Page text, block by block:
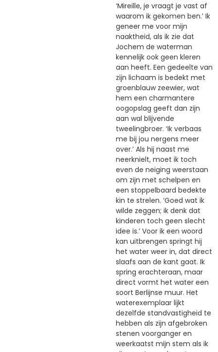
‘Mireille, je vraagt je vast af
waarom ik gekomen ben.’ Ik
geneer me voor mijn
naaktheid, als ik zie dat
Jochem de waterman
kennelijk ook geen kleren
aan heeft. Een gedeelte van
zijn lichaam is bedekt met
groenblauw zeewier, wat
hem een charmantere
oogopslag geeft dan zijn
aan wal blijvende
tweelingbroer. ‘Ik verbaas
me bij jou nergens meer
over.’ Als hij naast me
neerknielt, moet ik toch
even de neiging weerstaan
om zijn met schelpen en
een stoppelbaard bedekte
kin te strelen. ‘Goed wat ik
wilde zeggen; ik denk dat
kinderen toch geen slecht
idee is.’ Voor ik een woord
kan uitbrengen springt hij
het water weer in, dat direct
slaafs aan de kant gaat. Ik
spring erachteraan, maar
direct vormt het water een
soort Berlijnse muur. Het
waterexemplaar lijkt
dezelfde standvastigheid te
hebben als zijn afgebroken
stenen voorganger en
weerkaatst mijn stem als ik